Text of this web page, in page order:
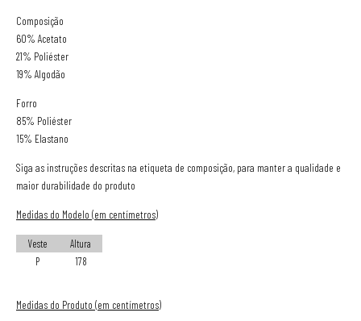
Composição
60% Acetato
21% Poliéster
19% Algodão
Forro
85% Poliéster
15% Elastano
Siga as instruções descritas na etiqueta de composição, para manter a qualidade e
maior durabilidade do produto
Medidas do Modelo (em centímetros)
Veste
Altura
P
178
Medidas do Produto (em centímetros)